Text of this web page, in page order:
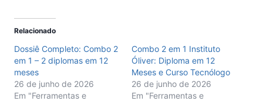
Relacionado
Dossiê Completo: Combo 2
em 1 – 2 diplomas em 12
meses
26 de junho de 2026
Em "Ferramentas e
Combo 2 em 1 Instituto
Óliver: Diploma em 12
Meses e Curso Tecnólogo
26 de junho de 2026
Em "Ferramentas e